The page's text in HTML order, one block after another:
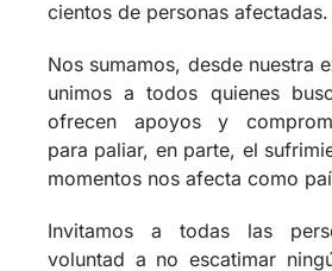
Nos sumamos, desde nuestra
ofrecen apoyos y
para paliar, en parte, el
momentos nos afecta como
Invitamos a todas las
mitigar tanto dolor y
donde esté que haga su